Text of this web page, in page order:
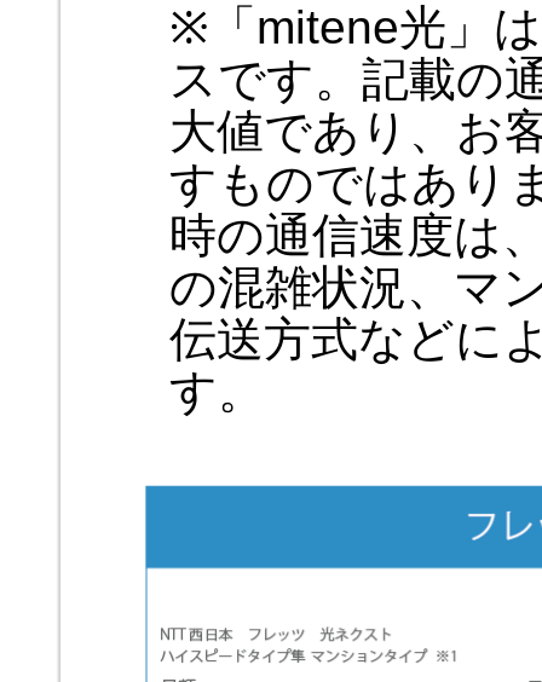
※「mitene光」
スです。記載の
大値であり、お
すものではあり
時の通信速度は
の混雑状況、マ
伝送方式などに
す。